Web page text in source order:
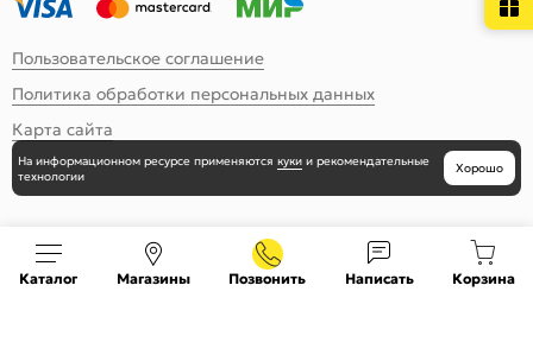
Пользовательское соглашение
Политика обработки персональных данных
Карта сайта
Каталог Магазины Позвонить Написать Корзина
На информационном ресурсе применяются куки и рекомендательные
технологии
Хорошо